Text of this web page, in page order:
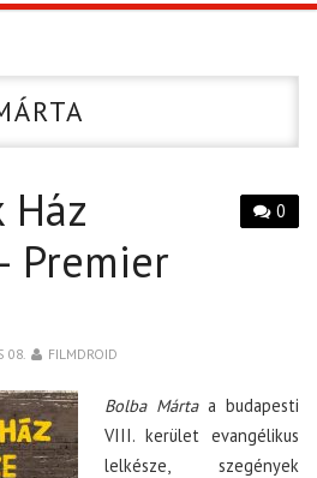
0
Ház
Premier
08. FILMDROID
Bolba Mártaa budapesti
VIII. kerület evangélikus
lelkésze, szegények